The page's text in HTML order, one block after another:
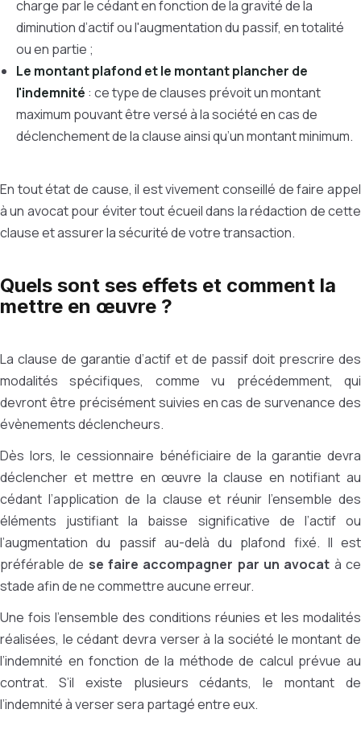
charge par le cédant en fonction de la gravité de la
diminution d’actif ou l'augmentation du passif, en totalité
ou en partie ;
Le montant plafond et le montant plancher de
l'indemnité : ce type de clauses prévoit un montant
maximum pouvant être versé à la société en cas de
déclenchement de la clause ainsi qu’un montant minimum.
En tout état de cause, il est vivement conseillé de faire appel
à un avocat pour éviter tout écueil dans la rédaction de cette
clause et assurer la sécurité de votre transaction.
Quels sont ses effets et comment la
mettre en œuvre ?
La clause de garantie d’actif et de passif doit prescrire des
modalités spécifiques, comme vu précédemment, qui
devront être précisément suivies en cas de survenance des
évènements déclencheurs.
Dès lors, le cessionnaire bénéficiaire de la garantie devra
déclencher et mettre en œuvre la clause en notifiant au
cédant l’application de la clause et réunir l’ensemble des
éléments justifiant la baisse significative de l’actif ou
l’augmentation du passif au-delà du plafond fixé. Il est
préférable de se faire accompagner par un avocat à ce
stade afin de ne commettre aucune erreur.
Une fois l’ensemble des conditions réunies et les modalités
réalisées, le cédant devra verser à la société le montant de
l’indemnité en fonction de la méthode de calcul prévue au
contrat. S’il existe plusieurs cédants, le montant de
l’indemnité à verser sera partagé entre eux.